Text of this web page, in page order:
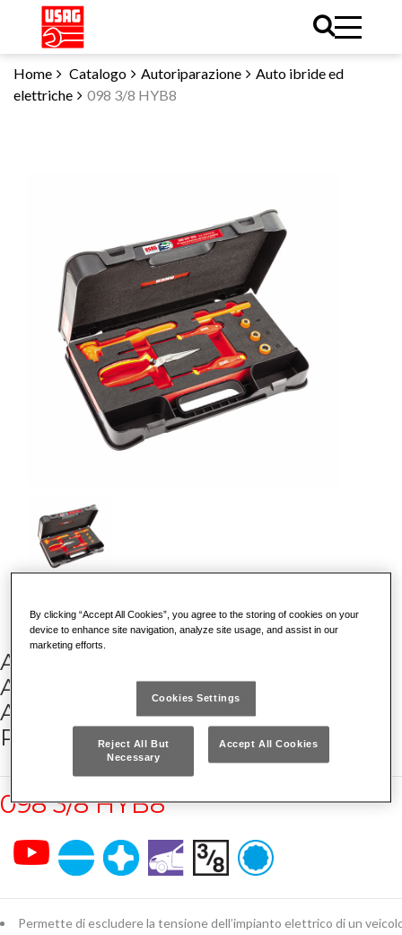
Home Catalogo Autoriparazione
Auto ibride ed
elettriche
098 3/8 HYB8
ASSORTIMENTO IN CASSETTA DI
ABS PER MESSA IN SICUREZZA
AUTO IBRIDE ED ELETTRICHE (8
PZ)
098 3/8 HYB8
Permette di escludere la tensione dell’impianto elettrico di un
By clicking “Accept All Cookies”, you agree to the storing of cookies on your
device to enhance site navigation, analyze site usage, and assist in our
marketing efforts.
Cookies Settings
Reject All But
Necessary
Accept All Cookies